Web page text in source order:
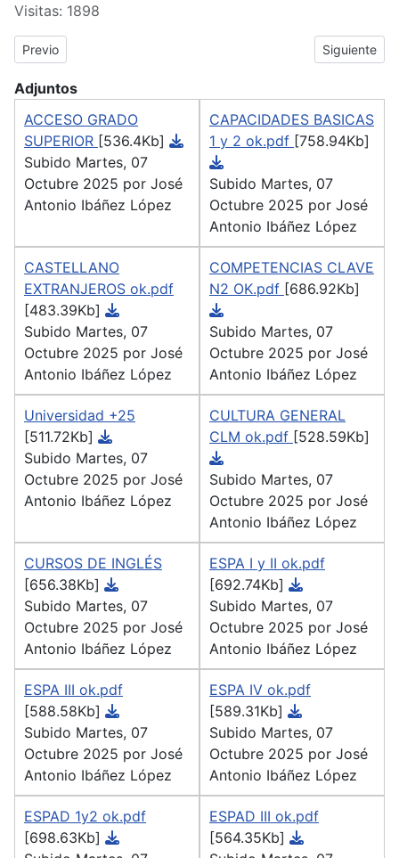
Visitas: 1898
Previous article: MODIFICACIÓN DE TODOS LOS HORARIOS
Previo Next article:
Siguiente
Adjuntos
ACCESO GRADO
SUPERIOR [536.4Kb]
Subido Martes, 07
Octubre 2025 por José
Antonio Ibáñez López
CAPACIDADES BASICAS
1 y 2 ok.pdf [758.94Kb]
Subido Martes, 07
Octubre 2025 por José
Antonio Ibáñez López
CASTELLANO
EXTRANJEROS ok.pdf
[483.39Kb]
Subido Martes, 07
Octubre 2025 por José
Antonio Ibáñez López
COMPETENCIAS CLAVE
N2 OK.pdf [686.92Kb]
Subido Martes, 07
Octubre 2025 por José
Antonio Ibáñez López
Universidad +25
[511.72Kb]
Subido Martes, 07
Octubre 2025 por José
Antonio Ibáñez López
CULTURA GENERAL
CLM ok.pdf [528.59Kb]
Subido Martes, 07
Octubre 2025 por José
Antonio Ibáñez López
CURSOS DE INGLÉS
[656.38Kb]
Subido Martes, 07
Octubre 2025 por José
Antonio Ibáñez López
ESPA I y II ok.pdf
[692.74Kb]
Subido Martes, 07
Octubre 2025 por José
Antonio Ibáñez López
ESPA III ok.pdf
[588.58Kb]
Subido Martes, 07
Octubre 2025 por José
Antonio Ibáñez López
ESPA IV ok.pdf
[589.31Kb]
Subido Martes, 07
Octubre 2025 por José
Antonio Ibáñez López
ESPAD 1y2 ok.pdf
[698.63Kb]
ESPAD III ok.pdf
[564.35Kb]